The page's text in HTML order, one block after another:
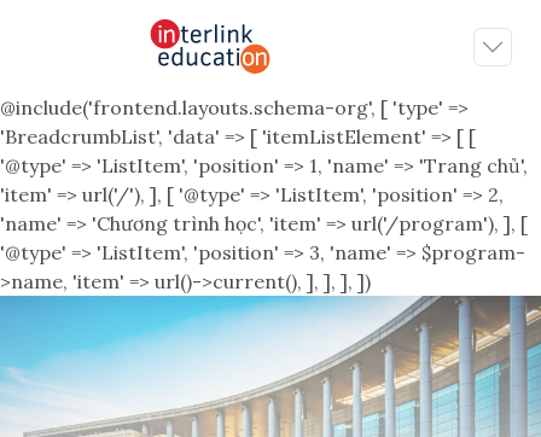
@include('frontend.layouts.schema-org', [ 'type' =>
'BreadcrumbList', 'data' => [ 'itemListElement' => [ [
'@type' => 'ListItem', 'position' => 1, 'name' => 'Trang chủ',
'item' => url('/'), ], [ '@type' => 'ListItem', 'position' => 2,
'name' => 'Chương trình học', 'item' => url('/program'), ], [
'@type' => 'ListItem', 'position' => 3, 'name' => $program-
>name, 'item' => url()->current(), ], ], ], ])